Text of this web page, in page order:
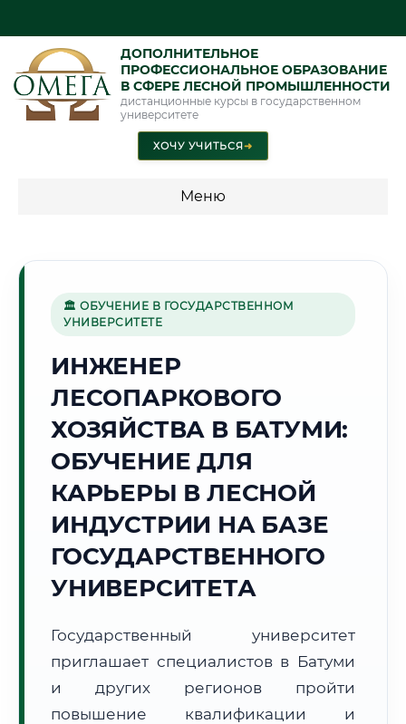
ДОПОЛНИТЕЛЬНОЕ
ПРОФЕССИОНАЛЬНОЕ ОБРАЗОВАНИЕ
В СФЕРЕ ЛЕСНОЙ ПРОМЫШЛЕННОСТИ
дистанционные курсы в государственном
университете
ХОЧУ УЧИТЬСЯ➜
Меню
промышленность"
Г. БАТУМИ
Точное местное время:
01:44:00
Пятница, 7 Августа
Погода в г. Батуми:
🌅 Восход:06:13 🌇 Закат:20:24
Световой день:14 ч. 11 мин.
📍 Региональная справка г. Батуми
Субъект:
Грузия
Тел. код:
+995 (422)
Почтовые индексы:
6000–6010
🏛 ОБУЧЕНИЕ В ГОСУДАРСТВЕННОМ
УНИВЕРСИТЕТЕ
ИНЖЕНЕР
ЛЕСОПАРКОВОГО
ХОЗЯЙСТВА В БАТУМИ:
ОБУЧЕНИЕ ДЛЯ
КАРЬЕРЫ В ЛЕСНОЙ
ИНДУСТРИИ НА БАЗЕ
ГОСУДАРСТВЕННОГО
УНИВЕРСИТЕТА
Государственный университет
приглашает специалистов в Батуми
и других регионов пройти
повышение квалификации и